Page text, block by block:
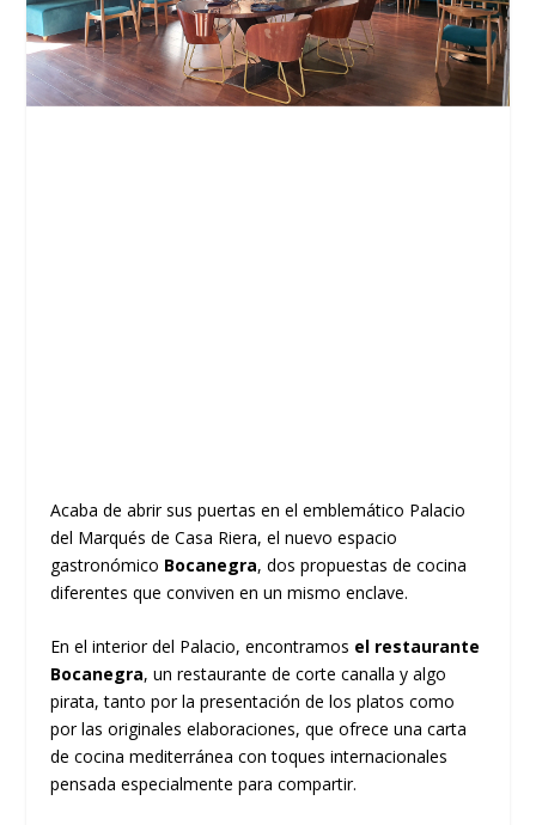
Acaba de abrir sus puertas en el emblemático Palacio
del Marqués de Casa Riera, el nuevo espacio
gastronómico Bocanegra, dos propuestas de cocina
diferentes que conviven en un mismo enclave.
En el interior del Palacio, encontramos el restaurante
Bocanegra, un restaurante de corte canalla y algo
pirata, tanto por la presentación de los platos como
por las originales elaboraciones, que ofrece una carta
de cocina mediterránea con toques internacionales
pensada especialmente para compartir.